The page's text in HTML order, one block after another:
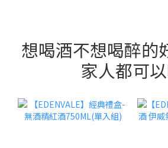
想喝酒不想喝醉的
家人都可